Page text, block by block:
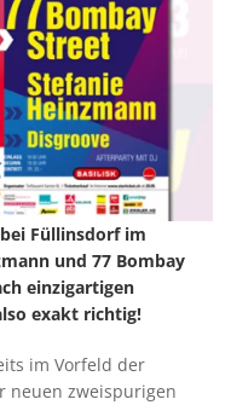
Füllinsdorf im
und 77 Bombay
einzigartigen
exakt richtig!
im Vorfeld der
neuen zweispurigen